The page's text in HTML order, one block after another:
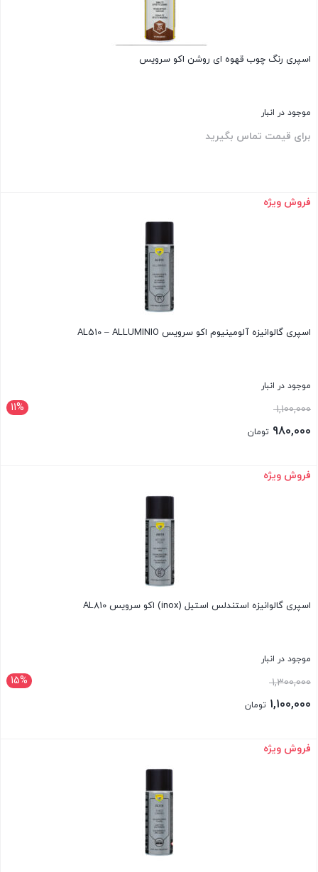
اسپری رنگ چوب قهوه ای روشن اکو سرویس
موجود در انبار
برای قیمت تماس بگیرید
بستن
فروش ویژه
اسپری گالوانیزه آلومینیوم اکو سرویس AL510 – ALLUMINIO
موجود در انبار
11% 1,100,000قیمت
اصلی:
بود.
980,000 تومان
فعلی:
بستن
فروش ویژه
اسپری گالوانیزه استندلس استیل (inox) اکو سرویس AL810
موجود در انبار
15% 1,300,000قیمت
اصلی:
بود.
1,100,000 تومان
فعلی:
بستن
فروش ویژه